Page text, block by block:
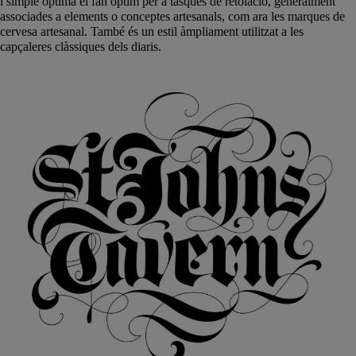
associades a elements o conceptes artesanals, com ara les marques de
cervesa artesanal. També és un estil àmpliament utilitzat a les
capçaleres clàssiques dels diaris.